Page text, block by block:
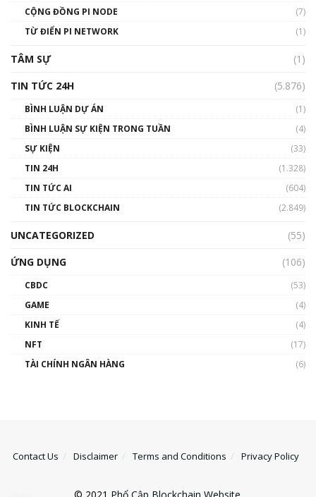
Talkshow 14: MemeCoin – Trò đùa tỷ đô
01:29:26
CỘNG ĐỒNG PI NODE
(7)
TỪ ĐIỂN PI NETWORK
(1)
TÂM SỰ
(1)
TIN TỨC 24H
(5.876)
BÌNH LUẬN DỰ ÁN
(1)
BÌNH LUẬN SỰ KIỆN TRONG TUẦN
(4)
SỰ KIỆN
(33)
TIN 24H
(1.328)
TIN TỨC AI
(604)
TIN TỨC BLOCKCHAIN
(2.849)
UNCATEGORIZED
(55)
ỨNG DỤNG
(106)
CBDC
(53)
GAME
(4)
KINH TẾ
(4)
NFT
(17)
TÀI CHÍNH NGÂN HÀNG
(6)
Contact Us Disclaimer Terms and Conditions Privacy Policy
© 2021 Phổ Cập Blockchain Website